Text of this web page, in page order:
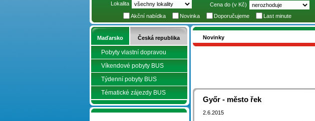
Lokalita
Cena do (v Kč)
Akční nabídka
Novinka Doporučujeme Last minute
Maďarsko Česká republika
Pobyty vlastní dopravou
Víkendové pobyty BUS
Týdenní pobyty BUS
Tématické zájezdy BUS
Novinky
Győr - město řek
2.6.2015